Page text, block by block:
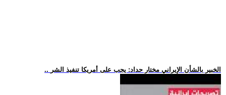
.. الخبير بالشأن الإيراني مختار حداد: يجب على أمريكا تنفيذ الشر